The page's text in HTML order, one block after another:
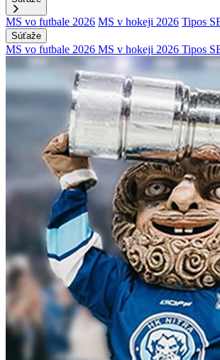
MS vo futbale 2026 MS v hokeji 2026 Tipos
Súťaže
MS vo futbale 2026 MS v hokeji 2026 Tipos